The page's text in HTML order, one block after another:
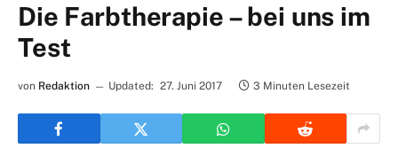
Die Farbtherapie – bei uns im
Test
von Redaktion Updated: 27. Juni 2017 3 Minuten Lesezeit